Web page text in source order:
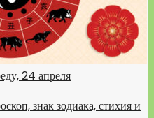
24 апреля
знак зодиака, стихия и